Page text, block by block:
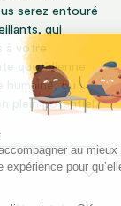
serez entouré
qui
à votre
quotidienne
où
plein potentiel.